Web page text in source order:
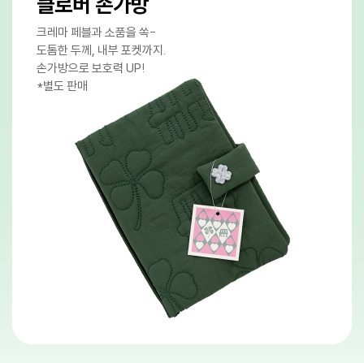
프론트 라이트 조절로 낮에는 눈부심 없이,
밤에는 조명 없이 감상할 수 있어요.